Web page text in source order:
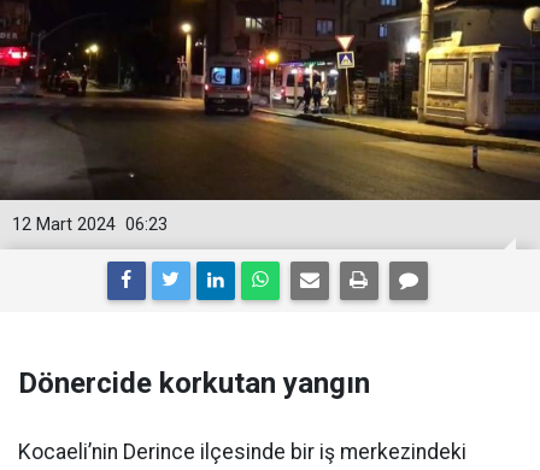
06:23
12 Mart 2024
Dönercide korkutan yangın
Kocaeli’nin Derince ilçesinde bir iş merkezindeki